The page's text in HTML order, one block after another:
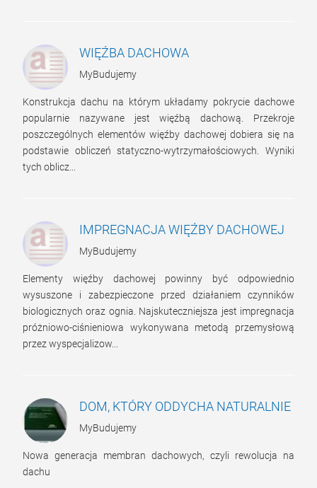
WIĘŹBA DACHOWA
MyBudujemy
Konstrukcja dachu na którym układamy pokrycie dachowe
popularnie nazywane jest więźbą dachową. Przekroje
poszczególnych elementów więźby dachowej dobiera się na
podstawie obliczeń statyczno-wytrzymałościowych. Wyniki
tych oblicz...
IMPREGNACJA WIĘŹBY DACHOWEJ
MyBudujemy
Elementy więźby dachowej powinny być odpowiednio
wysuszone i zabezpieczone przed działaniem czynników
biologicznych oraz ognia. Najskuteczniejsza jest impregnacja
próżniowo-ciśnieniowa wykonywana metodą przemysłową
przez wyspecjalizow...
DOM, KTÓRY ODDYCHA NATURALNIE
MyBudujemy
Nowa generacja membran dachowych, czyli rewolucja na
dachu